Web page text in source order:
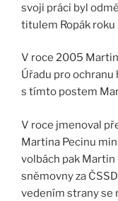
svoji práci byl
titulem Ropák
V roce 2005
Úřadu pro
s tímto postem
V roce jmenoval
Martina Pecinu
volbách pak Martin
sněmovny za
vedením strany se